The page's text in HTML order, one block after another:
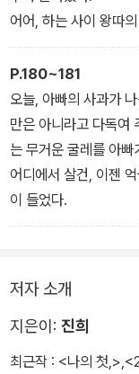
“모르겠어, 아빠.”
“모르겠다는 건 아님
“그런 거야?”
자신 없이 되묻고 나
“지원. 사람과 사람 사
으로 맞추기가 어려운
하거나 주눅 들 필요는
분이거든.”
어어, 하는 사이 왕따
강하게 부인하지 못했
없어서였기도 했지만,
하찮은 핑계로만 느껴
베이비박스 앞에 나타
것.
그건 명백한 사실이다
도 아는 바 없다. 지원
도 있다. 그렇지만 설
P.180~181
오늘, 아빠의 사과가
만은 아니라고 다독여
는 무거운 굴레를 아
어디에서 살건, 이젠
이 들었다.
저자 소개
지은이: 진희
최근작 : <나의 첫,>